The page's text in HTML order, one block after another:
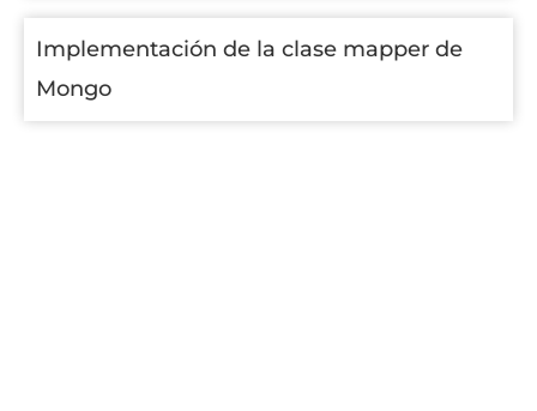
Implementación de la clase mapper de
Mongo